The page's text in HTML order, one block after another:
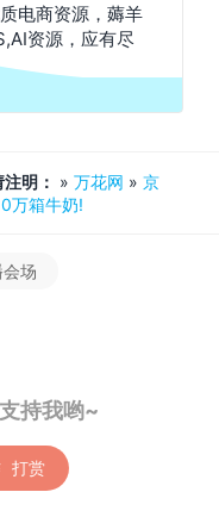
电商资源，薅羊
资源，应有尽
明： » 万花网 » 京
万箱牛奶!
场
持我哟~
打赏